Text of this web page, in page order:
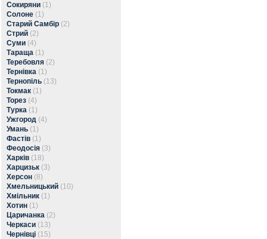
Сокиряни (1)
Солоне (1)
Старий Самбір (2)
Стрий (2)
Суми (4)
Тараща (1)
Теребовля (2)
Тернівка (1)
Тернопіль (13)
Токмак (1)
Торез (4)
Турка (1)
Ужгород (4)
Умань (1)
Фастів (1)
Феодосія (3)
Харків (18)
Харцизьк (3)
Херсон (8)
Хмельницький (10)
Хмільник (1)
Хотин (1)
Царичанка (2)
Черкаси (13)
Чернівці (15)